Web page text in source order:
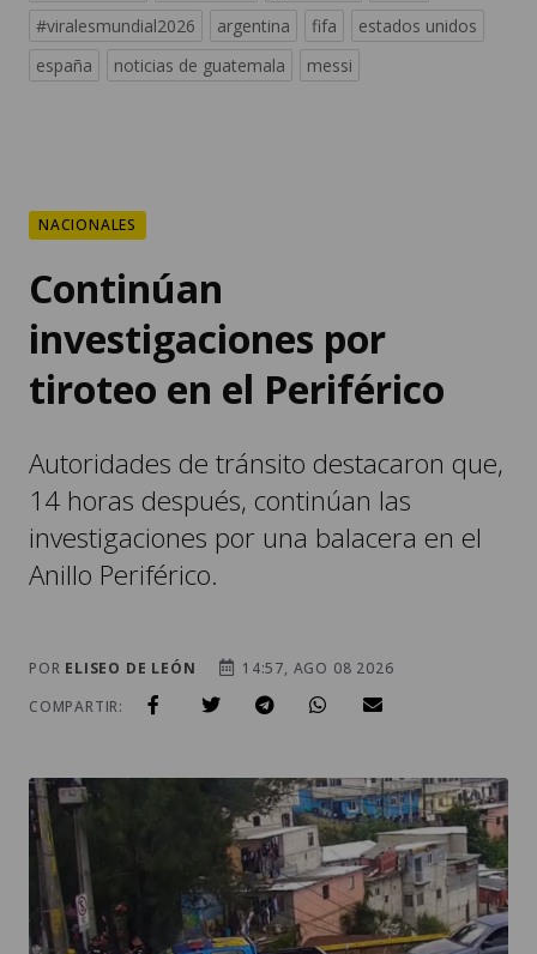
#viralesmundial2026
argentina fifa
estados unidos
españa
noticias de guatemala messi
NACIONALES
Continúan
investigaciones por
tiroteo en el Periférico
Autoridades de tránsito destacaron que,
14 horas después, continúan las
investigaciones por una balacera en el
Anillo Periférico.
POR ELISEO DE LEÓN
14:57, AGO 08 2026
COMPARTIR: